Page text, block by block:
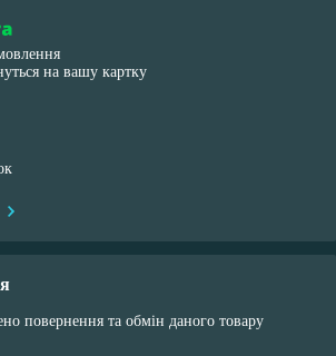
на вашу картку
повернення та обмін даного товару